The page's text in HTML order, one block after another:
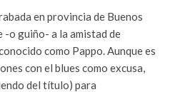
en provincia de Buenos
-o guiño- a la amistad de
como Pappo. Aunque es
con el blues como excusa,
del título) para